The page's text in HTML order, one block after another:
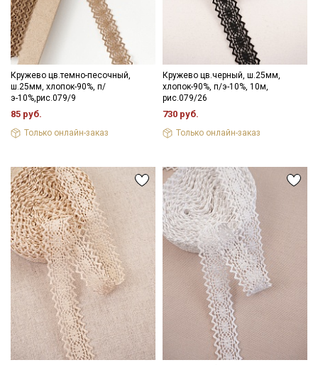
Кружево цв.темно-песочный,
ш.25мм, хлопок-90%, п/
э-10%,рис.079/9
85 руб.
Только онлайн-заказ
Кружево цв.черный, ш.25мм,
хлопок-90%, п/э-10%, 10м,
рис.079/26
730 руб.
Только онлайн-заказ
Секретная рассылка от Купава
Мы публикуем здесь дополнительные
промокоды и скидки до 30% на узкие
категории тканей
Электронная почта
Подписаться